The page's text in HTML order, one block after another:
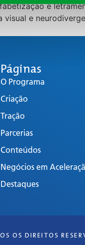
e
e
Páginas
O Programa
Criação
Tração
Parcerias
Conteúdos
Negócios em
Destaques
OS DIREITOS